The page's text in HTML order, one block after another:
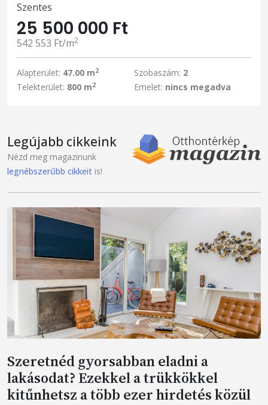
Szentes
25 500 000 Ft
542 553 Ft/m2
Alapterület: 47.00 m2
Telekterület: 800 m2
Szobaszám: 2
Emelet: nincs megadva
Legújabb cikkeink
Nézd meg magazinunk
legnébszerűbb cikkeit is!
Szeretnéd gyorsabban eladni a
lakásodat? Ezekkel a trükkökkel
kitűnhetsz a több ezer hirdetés közül